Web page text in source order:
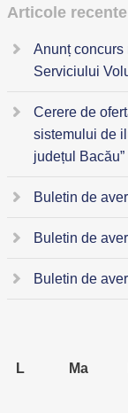
Articole recente
Anunț concurs
Serviciului
Cerere de
sistemului de
județul Bacău”
Buletin de
Buletin de
Buletin de
L Ma